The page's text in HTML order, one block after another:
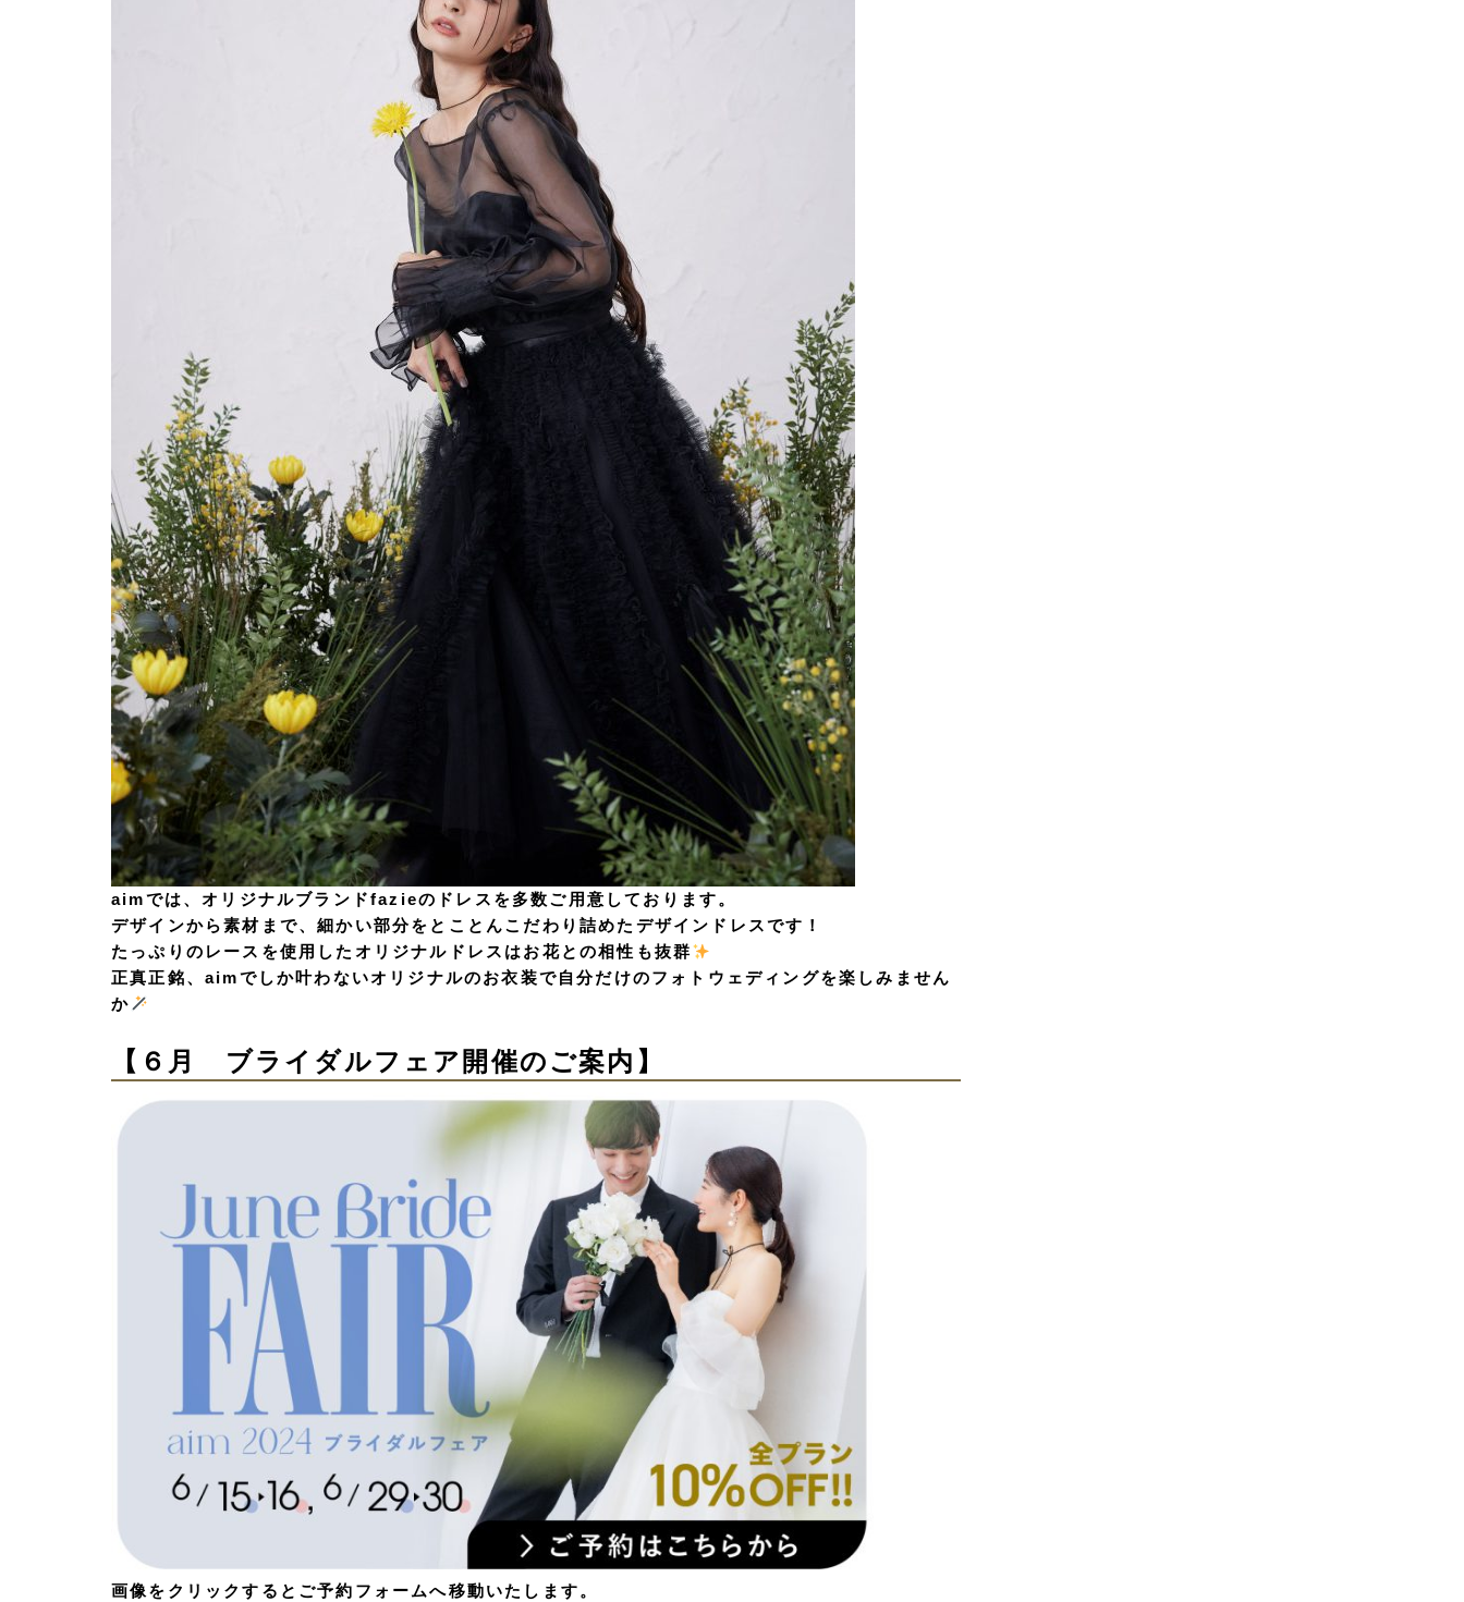
aimでは、オリジナルブランドfazieのドレスを多数ご用意しております。
デザインから素材まで、細かい部分をとことんこだわり詰めたデザインドレスです！
たっぷりのレースを使用したオリジナルドレスはお花との相性も抜群
正真正銘、aimでしか叶わないオリジナルのお衣装で自分だけのフォトウェディングを楽しみません
か
【６ 月 ブライダルフェア開催のご案内 】
画像をクリックするとご予約フォームへ移動いたします。